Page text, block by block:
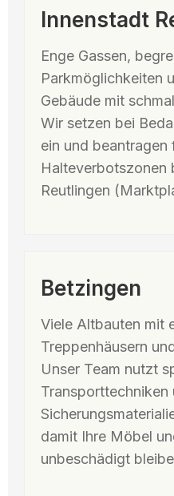
Innenstadt
Enge Gassen,
Parkmöglichkeiten
Gebäude mit
Wir setzen bei
ein und beantragen
Halteverbotszonen
Reutlingen
Betzingen
Viele Altbauten mit
Treppenhäusern
Unser Team nutzt
Transporttechniken
damit Ihre Möbel
unbeschädigt